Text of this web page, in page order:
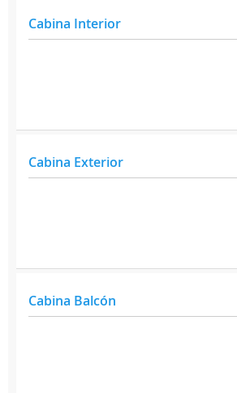
Cabina Interior
Cabina Exterior
Cabina Balcón